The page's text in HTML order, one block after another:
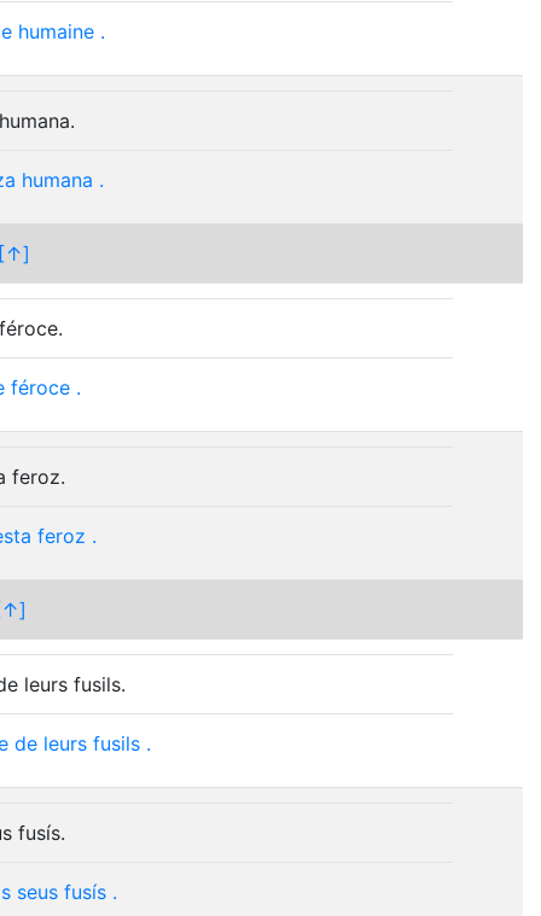
humaine .
humana .
féroce .
feroz.
feroz .
leurs fusils.
de leurs fusils .
fusís.
seus fusís .